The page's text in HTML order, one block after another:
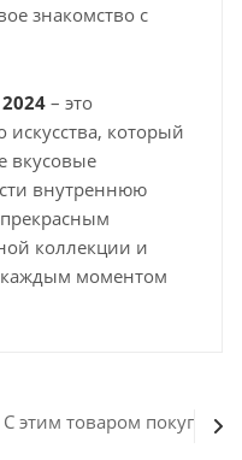
знакомство с
– это
который
вкусовые
внутреннюю
коллекции и
каждым моментом
С этим товаром покупают